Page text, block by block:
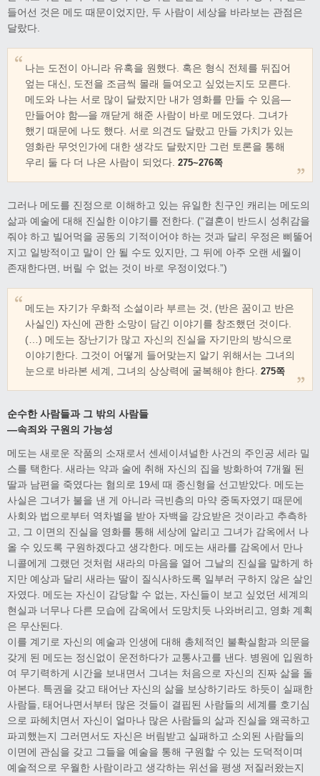
들어선 것은 메도 때문이었지만, 두 사람이 세상을 바라보는 관점은
달랐다.
나는 도전이 아니라 유혹을 원했다. 혹은 형식 전체를 뒤집어
엎는 대신, 도전을 조금씩 몰래 들여오고 싶었는지도 모른다.
메도와 나는 서로 많이 달랐지만 내가 영화를 만들 수 있음—
만들어야 함—을 깨닫게 해준 사람이 바로 메도였다. 그녀가
했기 때문에 나도 했다. 서로 의견도 달랐고 만들 가치가 있는
영화란 무엇인가에 대한 생각도 달랐지만 그런 토론을 통해
우리 둘 다 더 나은 사람이 되었다. 275~276쪽
그러나 메도를 진정으로 이해하고 있는 유일한 친구인 캐리는 메도의
삶과 예술에 대해 진실한 이야기를 전한다. (“결혼이 반드시 성취감을
줘야 하고 빌어먹을 공동의 기적이어야 하는 것과 달리 우정은 삐뚤어
지고 일방적이고 말이 안 될 수도 있지만, 그 뒤에 아주 오랜 세월이
존재한다면, 버릴 수 없는 것이 바로 우정이었다.”)
메도는 자기가 우화적 소설이라 부르는 것, (반은 꿈이고 반은
사실인) 자신에 관한 소망이 담긴 이야기를 창조했던 것이다.
(…) 메도는 장난기가 많고 자신의 진실을 자기만의 방식으로
이야기한다. 그것이 어떻게 들어맞는지 알기 위해서는 그녀의
눈으로 바라본 세계, 그녀의 상상력에 굴복해야 한다. 275쪽
순수한 사람들과 그 밖의 사람들
―속죄와 구원의 가능성
메도는 새로운 작품의 소재로서 센세이셔널한 사건의 주인공 세라 밀
스를 택한다. 새라는 약과 술에 취해 자신의 집을 방화하여 7개월 된
딸과 남편을 죽였다는 혐의로 19세 때 종신형을 선고받았다. 메도는
사실은 그녀가 불을 낸 게 아니라 극빈층의 마약 중독자였기 때문에
사회와 법으로부터 역차별을 받아 자백을 강요받은 것이라고 추측하
고, 그 이면의 진실을 영화를 통해 세상에 알리고 그녀가 감옥에서 나
올 수 있도록 구원하겠다고 생각한다. 메도는 새라를 감옥에서 만나
니콜에게 그랬던 것처럼 새라의 마음을 열어 그날의 진실을 말하게 하
지만 예상과 달리 새라는 딸이 질식사하도록 일부러 구하지 않은 살인
자였다. 메도는 자신이 감당할 수 없는, 자신들이 보고 싶었던 세계의
현실과 너무나 다른 모습에 감옥에서 도망치듯 나와버리고, 영화 계획
은 무산된다.
이를 계기로 자신의 예술과 인생에 대해 총체적인 불확실함과 의문을
갖게 된 메도는 정신없이 운전하다가 교통사고를 낸다. 병원에 입원하
여 무기력하게 시간을 보내면서 그녀는 처음으로 자신의 진짜 삶을 돌
아본다. 특권을 갖고 태어난 자신의 삶을 보상하기라도 하듯이 실패한
사람들, 태어나면서부터 많은 것들이 결핍된 사람들의 세계를 호기심
으로 파헤치면서 자신이 얼마나 많은 사람들의 삶과 진실을 왜곡하고
파괴했는지 그러면서도 자신은 버림받고 실패하고 소외된 사람들의
이면에 관심을 갖고 그들을 예술을 통해 구원할 수 있는 도덕적이며
예술적으로 우월한 사람이라고 생각하는 위선을 평생 저질러왔는지